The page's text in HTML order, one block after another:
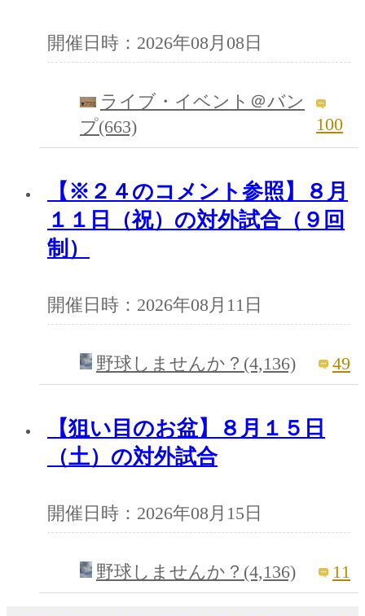
開催日時：2026年08月08日
ライブ・イベント＠バン
プ(663)
100
【※２４のコメント参照】８月
１１日（祝）の対外試合（９回
制）
開催日時：2026年08月11日
野球しませんか？(4,136) 49
【狙い目のお盆】８月１５日
（土）の対外試合
開催日時：2026年08月15日
野球しませんか？(4,136) 11